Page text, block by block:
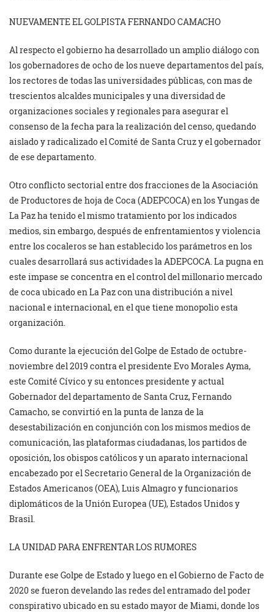
NUEVAMENTE EL GOLPISTA FERNANDO CAMACHO
Al respecto el gobierno ha desarrollado un amplio diálogo con
los gobernadores de ocho de los nueve departamentos del país,
los rectores de todas las universidades públicas, con mas de
trescientos alcaldes municipales y una diversidad de
organizaciones sociales y regionales para asegurar el
consenso de la fecha para la realización del censo, quedando
aislado y radicalizado el Comité de Santa Cruz y el gobernador
de ese departamento.
Otro conflicto sectorial entre dos fracciones de la Asociación
de Productores de hoja de Coca (ADEPCOCA) en los Yungas de
La Paz ha tenido el mismo tratamiento por los indicados
medios, sin embargo, después de enfrentamientos y violencia
entre los cocaleros se han establecido los parámetros en los
cuales desarrollará sus actividades la ADEPCOCA. La pugna en
este impase se concentra en el control del millonario mercado
de coca ubicado en La Paz con una distribución a nivel
nacional e internacional, en el que tiene monopolio esta
organización.
Como durante la ejecución del Golpe de Estado de octubre-
noviembre del 2019 contra el presidente Evo Morales Ayma,
este Comité Cívico y su entonces presidente y actual
Gobernador del departamento de Santa Cruz, Fernando
Camacho, se convirtió en la punta de lanza de la
desestabilización en conjunción con los mismos medios de
comunicación, las plataformas ciudadanas, los partidos de
oposición, los obispos católicos y un aparato internacional
encabezado por el Secretario General de la Organización de
Estados Americanos (OEA), Luis Almagro y funcionarios
diplomáticos de la Unión Europea (UE), Estados Unidos y
Brasil.
LA UNIDAD PARA ENFRENTAR LOS RUMORES
Durante ese Golpe de Estado y luego en el Gobierno de Facto de
2020 se fueron develando las redes del entramado del poder
conspirativo ubicado en su estado mayor de Miami, donde los